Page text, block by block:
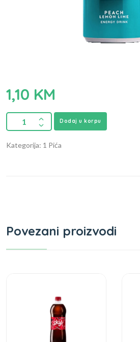
1,10 KM
Dodaj u korpu
Kategorija: 1 Pića
Povezani proizvodi